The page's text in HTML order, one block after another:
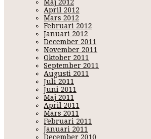
Maj 2012
April 2012
Mars 2012
Februari 2012
Januari 2012
December 2011
November 2011
Oktober 2011
September 2011
Augusti 2011
Juli 2011
Juni 2011
Maj 2011
April 2011
Mars 2011
Februari 2011
Januari 2011
December 2010